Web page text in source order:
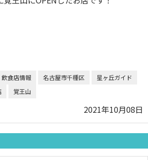
食店情報 名古屋市千種区
星ヶ丘ガイド
覚王山
2021年10月08日